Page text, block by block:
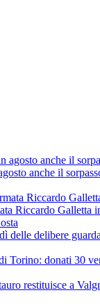
anche il
Riccardo Galletta
delibere
Torino: donati 30
restituisce a